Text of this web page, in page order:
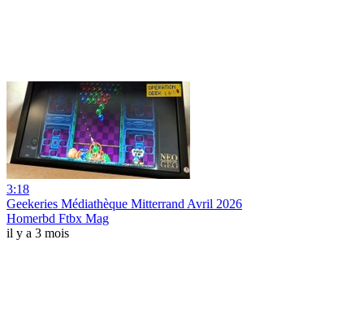
3:18
Geekeries Médiathèque Mitterrand Avril 2026
Homerbd Ftbx Mag
il y a 3 mois